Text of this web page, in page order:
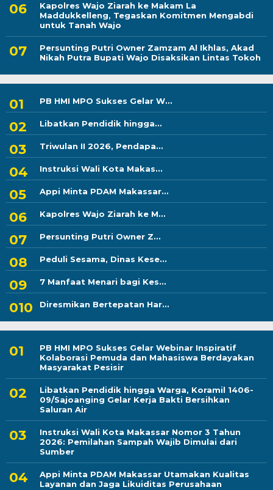
Kapolres Wajo Ziarah ke Makam La
Maddukkelleng, Tegaskan Komitmen Mengabdi
untuk Tanah Wajo
Persunting Putri Owner Zamzam Al Ikhlas, Akad
Nikah Putra Bupati Wajo Disaksikan Lintas Tokoh
PB HMI MPO Sukses Gelar W...
Libatkan Pendidik hingga...
Triwulan II 2026, Pendapa...
Instruksi Wali Kota Makas...
Appi Minta PDAM Makassar...
Kapolres Wajo Ziarah ke M...
Persunting Putri Owner Z...
Peduli Sesama, Dinas Kese...
7 Manfaat Menari bagi Kes...
Diresmikan Bertepatan Har...
PB HMI MPO Sukses Gelar Webinar Inspiratif
Kolaborasi Pemuda dan Mahasiswa Berdayakan
Masyarakat Pesisir
Libatkan Pendidik hingga Warga, Koramil 1406-
09/Sajoanging Gelar Kerja Bakti Bersihkan
Saluran Air
Instruksi Wali Kota Makassar Nomor 3 Tahun
2026: Pemilahan Sampah Wajib Dimulai dari
Sumber
Appi Minta PDAM Makassar Utamakan Kualitas
Layanan dan Jaga Likuiditas Perusahaan